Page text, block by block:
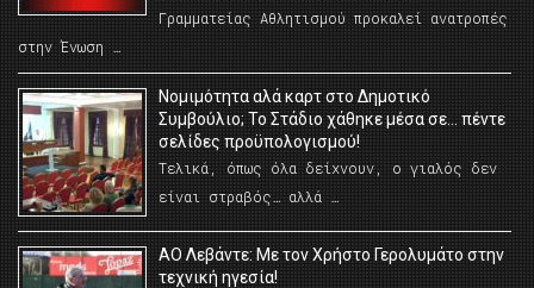
Γραμματείας Αθλητισμού προκαλεί ανατροπές
στην Ένωση …
Νομιμότητα αλά καρτ στο Δημοτικό
Συμβούλιο; Το Στάδιο χάθηκε μέσα σε… πέντε
σελίδες προϋπολογισμού!
Τελικά, όπως όλα δείχνουν, ο γιαλός δεν
είναι στραβός… αλλά …
ΑΟ Λεβάντε: Με τον Χρήστο Γερολυμάτο στην
τεχνική ηγεσία!